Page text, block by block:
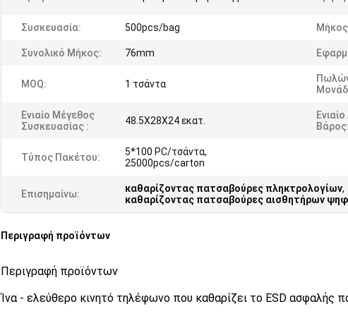
Συσκευασία: 500pcs/bag
Συνολικό Μήκος: 76mm
MOQ: 1 τσάντα
Ενιαίο Μέγεθος
Συσκευασίας :
48.5X28X24 εκατ.
Τύπος Πακέτου:
5*100 PC/τσάντα,
25000pcs/carton
Επισημαίνω: καθαρίζοντας πατσαβούρες πληκτρολογίων,
καθαρίζοντας πατσαβούρες αισθητήρων
Περιγραφή προϊόντων
Περιγραφή προϊόντων
Ίνα - ελεύθερο κινητό τηλέφωνο που καθαρίζει το ESD ασφαλής